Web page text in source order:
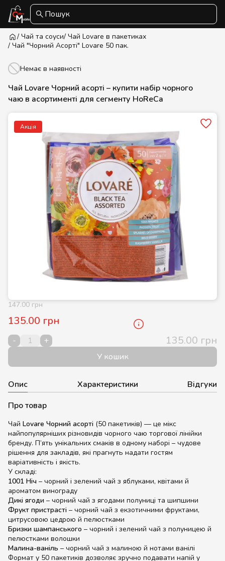
Пошук
/ Чай та соуси/ Чай Lovare в пакетиках
/ Чай "Чорний Асорті" Lovare 50 пак.
Немає в наявності
Чай Lovare Чорний асорті – купити набір чорного
чаю в асортименті для сегменту HoReCa
Акція
147.00 грн
135.00 грн
- + 135.00 грн
У кошик
Опис Характеристики
Відгуки
Про товар
Чай Lovare Чорний асорті (50 пакетиків) — це мікс
найпопулярніших різновидів чорного чаю торгової лінійки
бренду. П’ять унікальних смаків в одному наборі – чудове
рішення для закладів, які прагнуть надати гостям
варіативність і якість.
У складі:
1001 Ніч – чорний і зелений чай з яблуками, квітами й
ароматом винограду
Дикі ягоди – чорний чай з ягодами полуниці та шипшини
Фрукт пристрасті – чорний чай з екзотичними фруктами,
цитрусовою цедрою й пелюстками
Бризки шампанського – чорний і зелений чай з полуницею й
пелюстками волошки
Малина-ваніль – чорний чай з малиною й нотами ванілі
Формат у 50 пакетиків дозволяє зручно подавати напій у